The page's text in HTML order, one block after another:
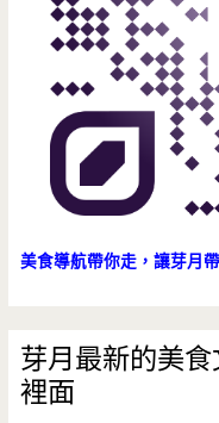
美食導航帶你走，讓芽月
芽月最新的美
裡面